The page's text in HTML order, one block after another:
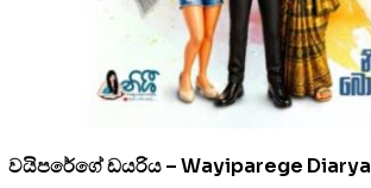
වයිපරේගේ ඩයරිය – Wayiparege Diarya